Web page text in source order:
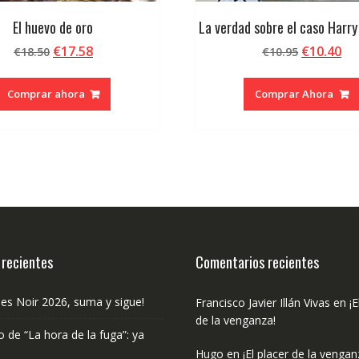
El huevo de oro
€18.50 El
original
era:
€17.58El
actual
es:
Comprar ahora
La verdad sobre el caso
€10.95 El
original
era:
€10.40El
es:
Comprar Ahora
Noir 2026, suma y sigue!
de “La hora de la fuga”: ya
Comentarios recientes
Francisco Javier Illán Vivas en
de la venganza!
Hugo en ¡El placer de la